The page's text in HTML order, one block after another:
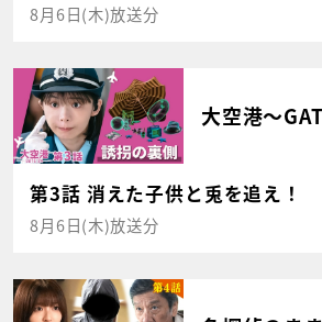
8月6日(木)放送分
大空港～
第3話 消えた子供と兎を追え！
8月6日(木)放送分